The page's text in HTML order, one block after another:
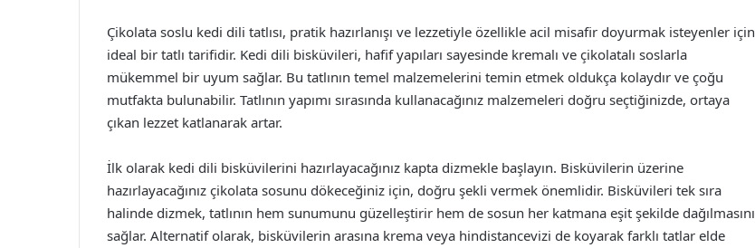
Çikolata soslu kedi dili tatlısı, pratik hazırlanışı ve lezzetiyle özellikle acil misafir doyurmak isteyenler için
ideal bir tatlı tarifidir. Kedi dili bisküvileri, hafif yapıları sayesinde kremalı ve çikolatalı soslarla
mükemmel bir uyum sağlar. Bu tatlının temel malzemelerini temin etmek oldukça kolaydır ve çoğu
mutfakta bulunabilir. Tatlının yapımı sırasında kullanacağınız malzemeleri doğru seçtiğinizde, ortaya
çıkan lezzet katlanarak artar.
İlk olarak kedi dili bisküvilerini hazırlayacağınız kapta dizmekle başlayın. Bisküvilerin üzerine
hazırlayacağınız çikolata sosunu dökeceğiniz için, doğru şekli vermek önemlidir. Bisküvileri tek sıra
halinde dizmek, tatlının hem sunumunu güzelleştirir hem de sosun her katmana eşit şekilde dağılmasını
sağlar. Alternatif olarak, bisküvilerin arasına krema veya hindistancevizi de koyarak farklı tatlar elde